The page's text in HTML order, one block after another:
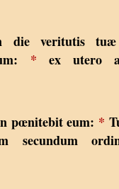
die veritutis
* ex utero
pœnitebit eum: *
secundum